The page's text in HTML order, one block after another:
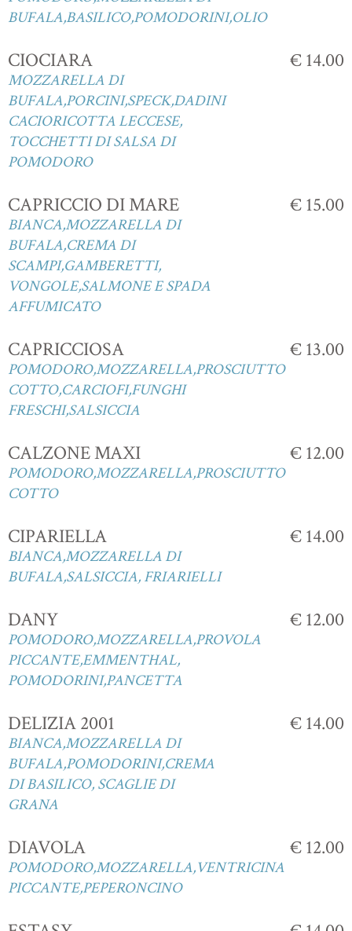
BUFALA,BASILICO,POMODORINI,OLIO
CIOCIARA
MOZZARELLA DI
BUFALA,PORCINI,SPECK,DADINI
CACIORICOTTA LECCESE,
TOCCHETTI DI SALSA DI
POMODORO
€ 14.00
CAPRICCIO DI MARE
BIANCA,MOZZARELLA DI
BUFALA,CREMA DI
SCAMPI,GAMBERETTI,
VONGOLE,SALMONE E SPADA
AFFUMICATO
€ 15.00
CAPRICCIOSA
POMODORO,MOZZARELLA,PROSCIUTTO
COTTO,CARCIOFI,FUNGHI
FRESCHI,SALSICCIA
€ 13.00
CALZONE MAXI
POMODORO,MOZZARELLA,PROSCIUTTO
COTTO
€ 12.00
CIPARIELLA
BIANCA,MOZZARELLA DI
BUFALA,SALSICCIA, FRIARIELLI
€ 14.00
DANY
POMODORO,MOZZARELLA,PROVOLA
PICCANTE,EMMENTHAL,
POMODORINI,PANCETTA
€ 12.00
DELIZIA 2001
BIANCA,MOZZARELLA DI
BUFALA,POMODORINI,CREMA
DI BASILICO, SCAGLIE DI
GRANA
€ 14.00
DIAVOLA
POMODORO,MOZZARELLA,VENTRICINA
PICCANTE,PEPERONCINO
€ 12.00